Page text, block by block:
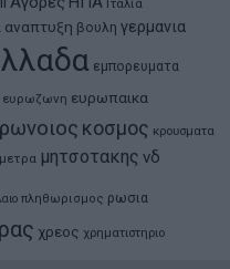
Ιταλια
αναπτυξη βουλη γερμανια
εμπορευματα
ευρωζωνη ευρωπαικα
κοσμος κρουσματα
μετρα μητσοτακης νδ
πληθωρισμος ρωσια
χρεος χρηματιστηριο